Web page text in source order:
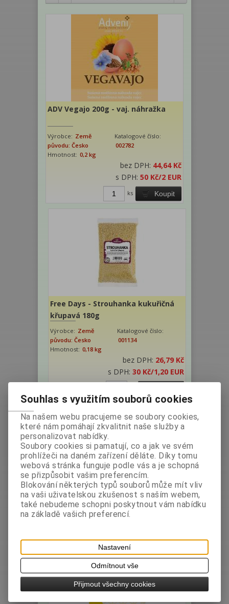
ADV Vegajo 200g - vaj. náhražka
Výrobce: Země
původu: Česko
Katalogové číslo:
002782
Hmotnost: 0,2 kg
bez DPH: 44,64 Kč
s DPH: 50 Kč/2 EUR
Koupit
ks
Free Days - Strouhanka kukuřičná
křupavá 180g
Výrobce: Země
původu: Česko
Katalogové číslo:
001134
Hmotnost: 0,18 kg
bez DPH: 26,79 Kč
s DPH:30 Kč/1,20 EUR
Krupice rýžová jemná 400g - bez
lepku (P)
bez DPH:34,82 Kč
s DPH:39 Kč
Koupit
ks
Souhlas s využitím souborů cookies
Na našem webu pracujeme se soubory cookies,
které nám pomáhají zkvalitnit naše služby a
personalizovat nabídky.
Soubory cookies si pamatují, co a jak ve svém
prohlížeči na daném zařízení děláte. Díky tomu
webová stránka funguje podle vás a je schopná
se přizpůsobit vašim preferencím.
Blokování některých typů souborů může mít vliv
na vaši uživatelskou zkušenost s naším webem,
také nebudeme schopni poskytnout vám nabídku
na základě vašich preferencí.
Nastavení
Odmítnout vše
Přijmout všechny cookies